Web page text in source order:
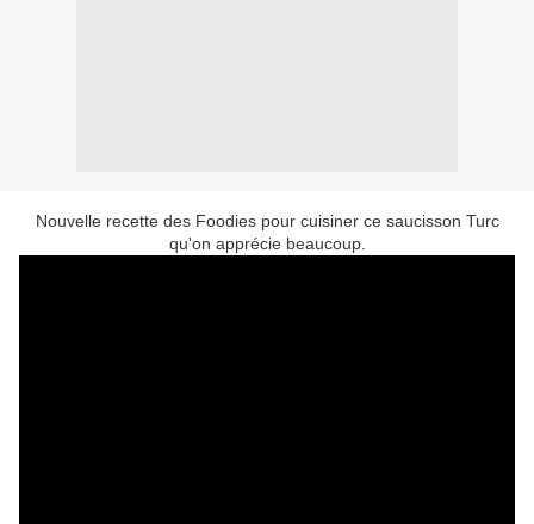
Nouvelle recette des Foodies pour cuisiner ce saucisson Turc
qu'on apprécie beaucoup.